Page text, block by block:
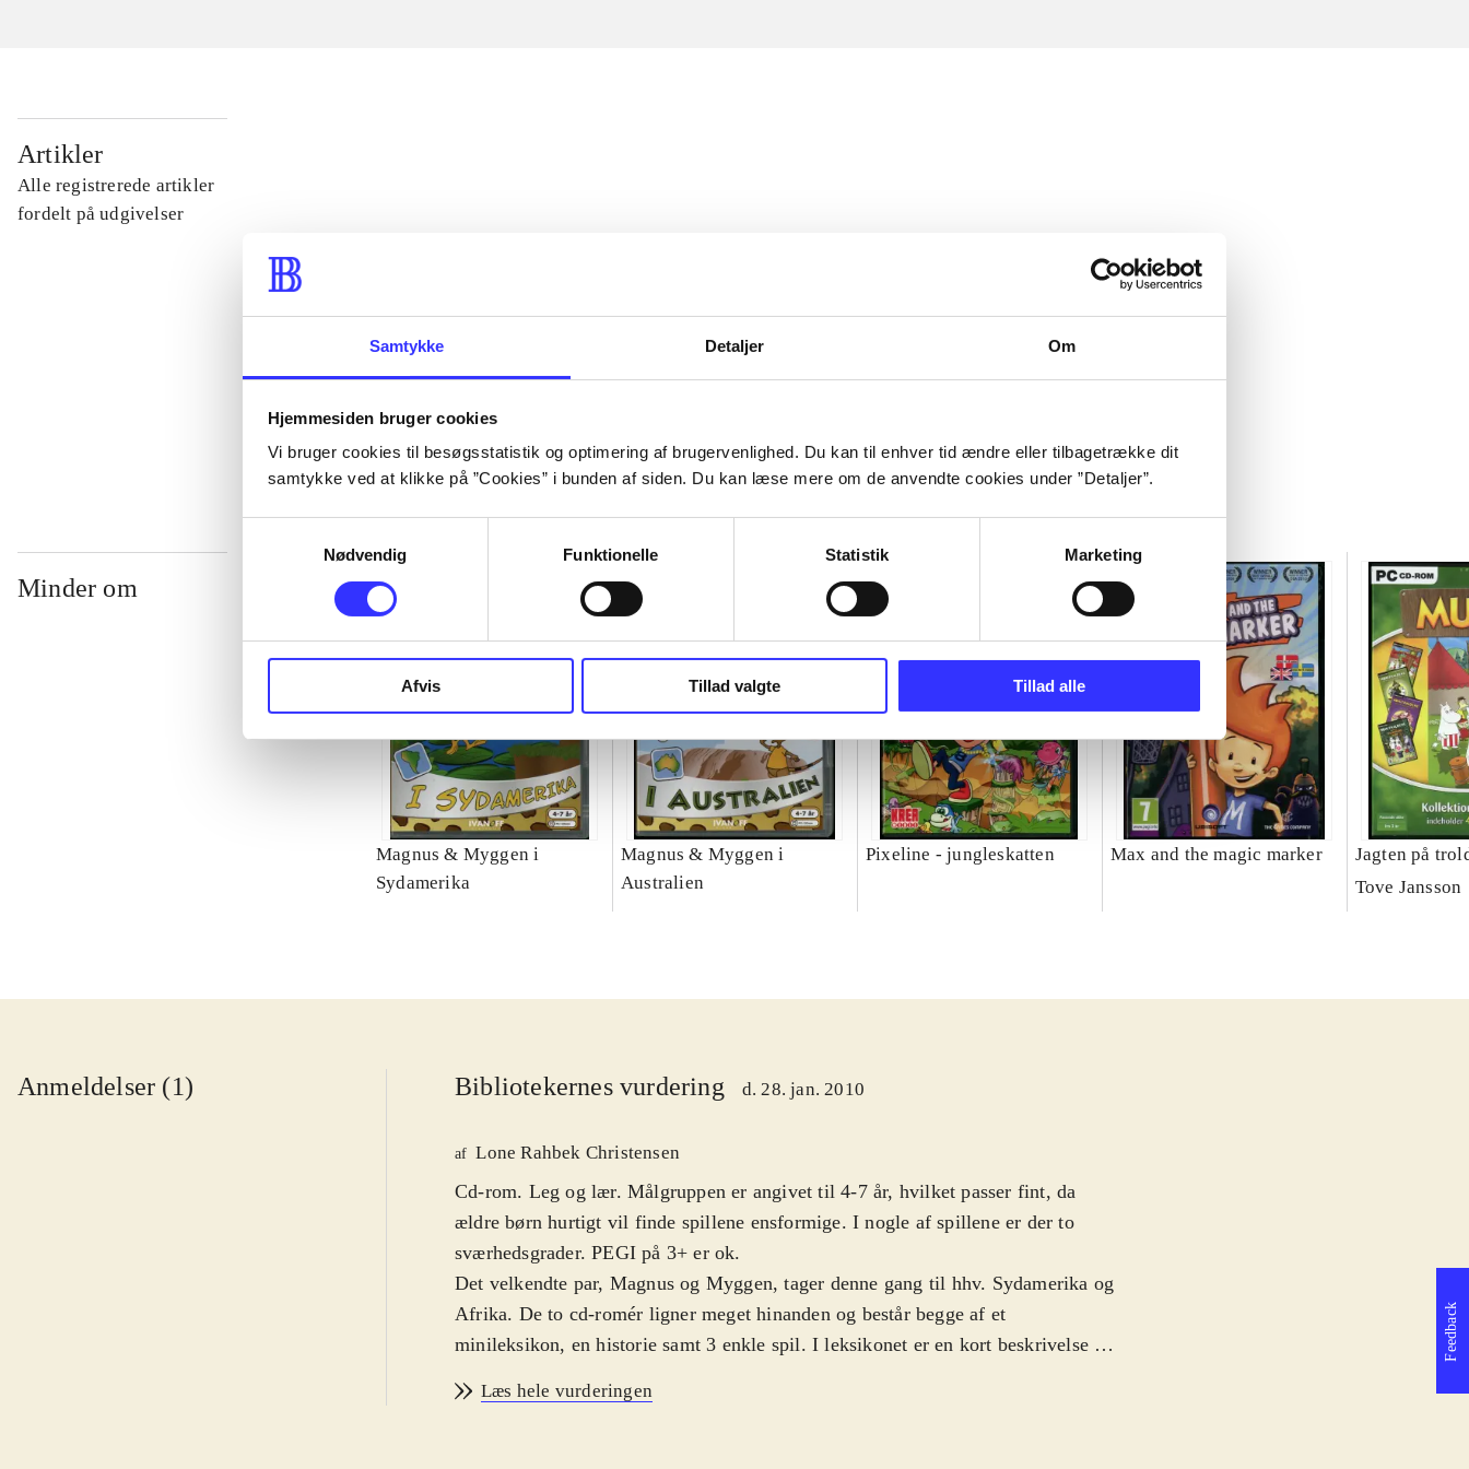
Samtykke Detaljer Om
Hjemmesiden bruger cookies
Vi bruger cookies til besøgsstatistik og optimering af brugervenlighed. Du kan til enhver tid ændre eller tilbagetrække dit
samtykke ved at klikke på ”Cookies” i bunden af siden. Du kan læse mere om de anvendte cookies under ”Detaljer”.
Nødvendig
Funktionelle Statistik Marketing
Afvis Tillad valgte Tillad alle
Artikler
Alle registrerede artikler
fordelt på udgivelser
...
...
Minder om
Magnus & Myggen i
Sydamerika
Magnus & Myggen i
Australien
Pixeline - jungleskatten Max and the magic marker
Jagten på
Tove Jansson
Anmeldelser (1) Bibliotekernes vurdering d. 28. jan. 2010
af Lone Rahbek Christensen
Cd-rom. Leg og lær. Målgruppen er angivet til 4-7 år, hvilket passer fint, da
ældre børn hurtigt vil finde spillene ensformige. I nogle af spillene er der to
sværhedsgrader. PEGI på 3+ er ok.
Det velkendte par, Magnus og Myggen, tager denne gang til hhv. Sydamerika og
Afrika. De to cd-romér ligner meget hinanden og består begge af et
minileksikon, en historie samt 3 enkle spil. I leksikonet er en kort beskrivelse +
videoklip. Historien består af stillbilleder, ledsaget af en kort oplæst fortælling.
Læs hele vurderingen
Feedback